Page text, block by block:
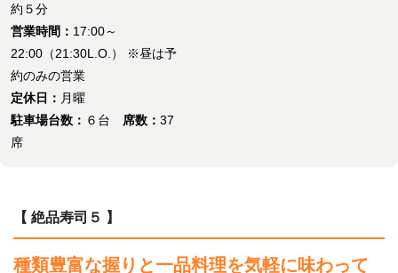
約５分
営業時間： 17:00～
22:00（21:30L.O.） ※昼は予
約のみの営業
定休日： 月曜
駐車場台数： ６台 席数： 37
席
【 絶品寿司５ 】
種類豊富な握りと一品料理を気軽に味わって